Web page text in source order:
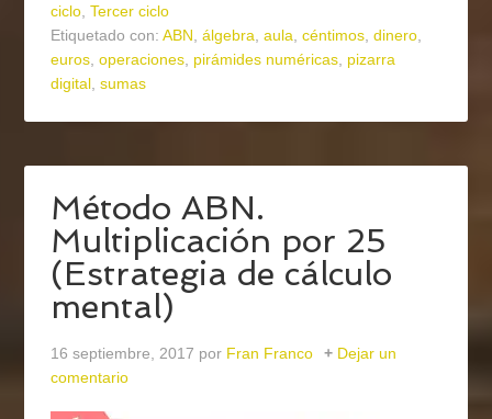
ciclo,Tercer ciclo
Etiquetado con:ABN,álgebra,aula,céntimos,dinero,
euros,operaciones, pirámides numéricas, pizarra
digital,sumas
Método ABN.
Multiplicación por 25
(Estrategia de cálculo
mental)
16 septiembre, 2017 por Fran Franco
Dejar un
comentario